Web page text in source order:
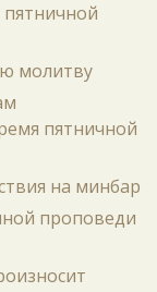
молитву
пятничной
на минбар
проповеди